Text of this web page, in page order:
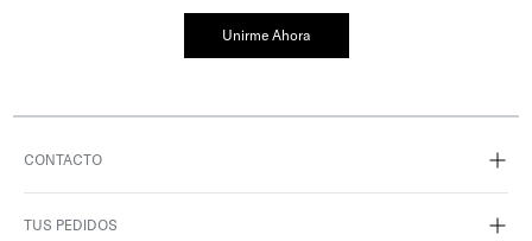
Unirme Ahora
CONTACTO
TUS PEDIDOS